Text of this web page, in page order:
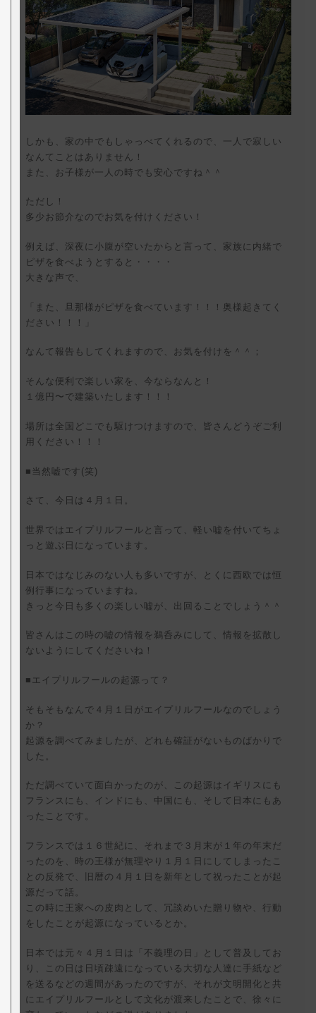
しかも、家の中でもしゃっべてくれるので、一人で寂しい
なんてことはありません！
また、お子様が一人の時でも安心ですね＾＾
ただし！
多少お節介なのでお気を付けください！
例えば、深夜に小腹が空いたからと言って、家族に内緒で
ピザを食べようとすると・・・・
大きな声で、
「また、旦那様がピザを食べています！！！奥様起きてく
ださい！！！」
なんて報告もしてくれますので、お気を付けを＾＾；
そんな便利で楽しい家を、今ならなんと！
１億円〜で建築いたします！！！
場所は全国どこでも駆けつけますので、皆さんどうぞご利
用ください！！！
■当然嘘です(笑)
さて、今日は４月１日。
世界ではエイプリルフールと言って、軽い嘘を付いてちょ
っと遊ぶ日になっています。
日本ではなじみのない人も多いですが、とくに西欧では恒
例行事になっていますね。
きっと今日も多くの楽しい嘘が、出回ることでしょう＾＾
皆さんはこの時の嘘の情報を鵜呑みにして、情報を拡散し
ないようにしてくださいね！
■エイプリルフールの起源って？
そもそもなんで４月１日がエイプリルフールなのでしょう
か？
起源を調べてみましたが、どれも確証がないものばかりで
した。
ただ調べていて面白かったのが、この起源はイギリスにも
フランスにも、インドにも、中国にも、そして日本にもあ
ったことです。
フランスでは１６世紀に、それまで３月末が１年の年末だ
ったのを、時の王様が無理やり１月１日にしてしまったこ
との反発で、旧暦の４月１日を新年として祝ったことが起
源だって話。
この時に王家への皮肉として、冗談めいた贈り物や、行動
をしたことが起源になっているとか。
日本では元々４月１日は「不義理の日」として普及してお
り、この日は日頃疎遠になっている大切な人達に手紙など
を送るなどの週間があったのですが、それが文明開化と共
にエイプリルフールとして文化が渡来したことで、徐々に